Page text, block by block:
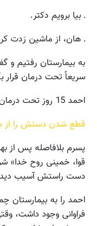
ـ بیا برویم دکتر.
ـ هان، از ماشین رَدت
به بیمارستان رفتیم و
سریعاً تحت درمان قرار
احمد 15 روز تحت درمان بود.
قطع شدن دستش را از
پسرم بلافاصله پس از
قوا، خمینی روح
دست راستش آسیب دید
احمد را به بیمارستان
فراوانی وجود داشت،